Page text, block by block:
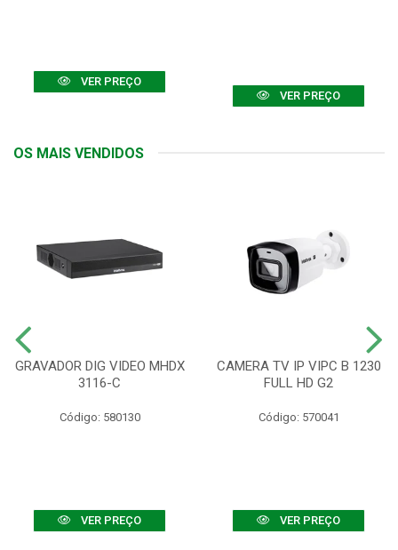
VER PREÇO
VER PREÇO
OS MAIS VENDIDOS
GRAVADOR DIG VIDEO MHDX
3116-C
Código: 580130
VER PREÇO
CAMERA TV IP VIPC B 1230
FULL HD G2
Código: 570041
VER PREÇO